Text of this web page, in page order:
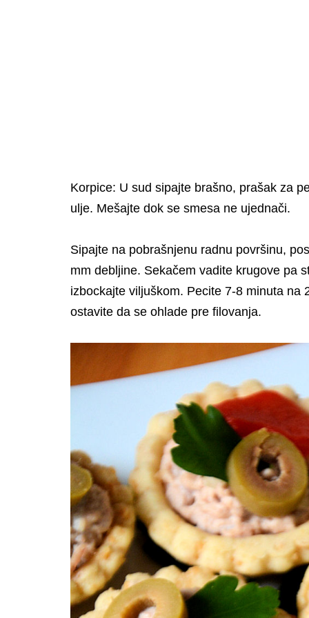
Korpice: U sud sipajte brašno, prašak za
ulje. Mešajte dok se smesa ne ujednači.
Sipajte na pobrašnjenu radnu površinu,
mm debljine. Sekačem vadite krugove pa
izbockajte viljuškom. Pecite 7-8 minuta
ostavite da se ohlade pre filovanja.